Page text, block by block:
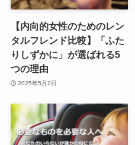
【内向的女性のためのレン
タルフレンド比較】「ふた
りしずかに」が選ばれる5
つの理由
2025年5月2日